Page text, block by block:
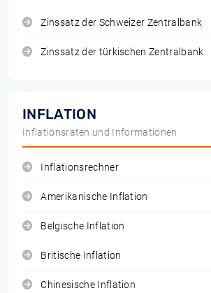
Zinssatz der Schweizer Zentralbank
Zinssatz der türkischen Zentralbank
INFLATION
Inflationsraten und Informationen
Inflationsrechner
Amerikanische Inflation
Belgische Inflation
Britische Inflation
Chinesische Inflation